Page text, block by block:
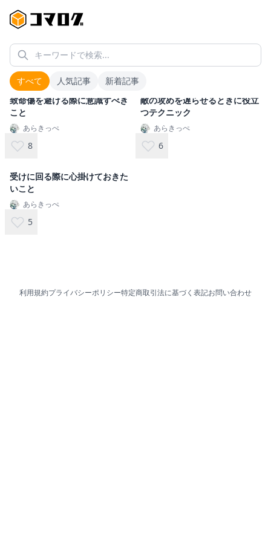
キーワードで検索...
すべて 人気記事 新着記事
受け
致命傷を避ける際に意識すべき
こと
あらきっぺ
8
敵の攻めを遅らせるときに役立
つテクニック
あらきっぺ
6
受けに回る際に心掛けておきた
いこと
あらきっぺ
5
利用規約プライバシーポリシー特定商取引法に基づく表記お問い合わせ